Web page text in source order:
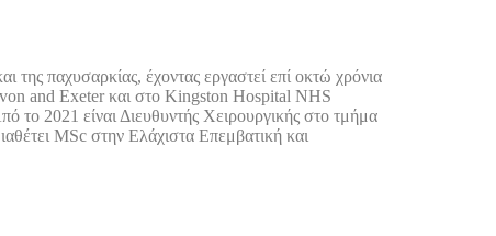
παχυσαρκίας, έχοντας εργαστεί επί οκτώ χρόνια
and Exeter και στο Kingston Hospital NHS
το 2021 είναι Διευθυντής Χειρουργικής στο τμήμα
MSc στην Ελάχιστα Επεμβατική και